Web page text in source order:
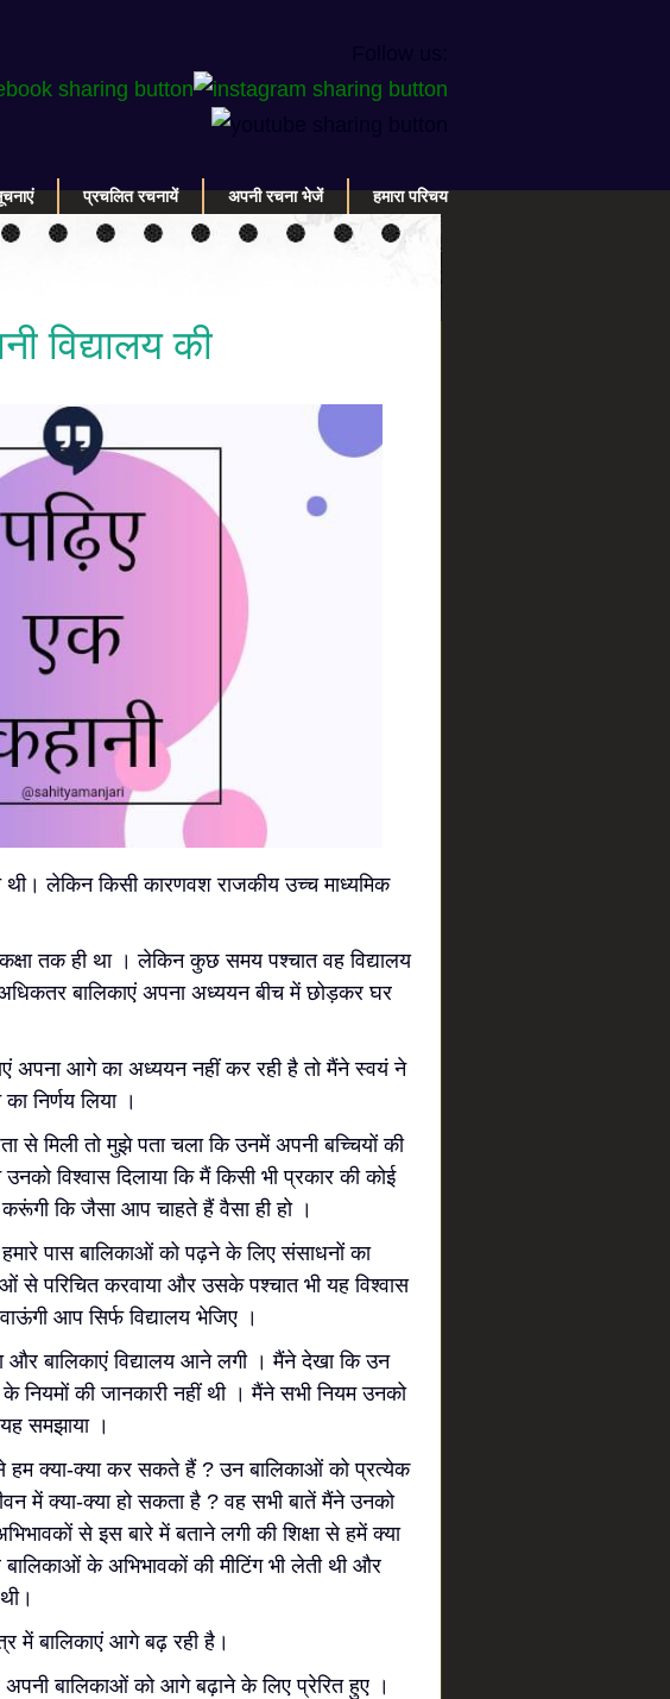
प्रचलित रचनायें अपनी रचना भेजें हमारा परिचय
विद्यालय की
थी। लेकिन किसी कारणवश राजकीय उच्च माध्यमिक
तक ही था । लेकिन कुछ समय पश्चात वह विद्यालय
बालिकाएं अपना अध्ययन बीच में छोड़कर घर
आगे का अध्ययन नहीं कर रही है तो मैंने स्वयं ने
निर्णय लिया ।
मिली तो मुझे पता चला कि उनमें अपनी बच्चियों की
विश्वास दिलाया कि मैं किसी भी प्रकार की कोई
कि जैसा आप चाहते हैं वैसा ही हो ।
पास बालिकाओं को पढ़ने के लिए संसाधनों का
से परिचित करवाया और उसके पश्चात भी यह विश्वास
आप सिर्फ विद्यालय भेजिए ।
बालिकाएं विद्यालय आने लगी । मैंने देखा कि उन
नियमों की जानकारी नहीं थी । मैंने सभी नियम उनको
समझाया ।
क्या-क्या कर सकते हैं ? उन बालिकाओं को प्रत्येक
में क्या-क्या हो सकता है ? वह सभी बातें मैंने उनको
से इस बारे में बताने लगी की शिक्षा से हमें क्या
बालिकाओं के अभिभावकों की मीटिंग भी लेती थी और
में बालिकाएं आगे बढ़ रही है।
बालिकाओं को आगे बढ़ाने के लिए प्रेरित हुए ।